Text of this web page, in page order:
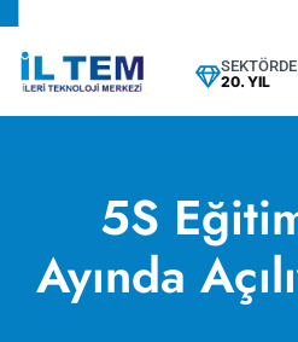
SEKTÖRDE
20. YIL
5S
Ayında